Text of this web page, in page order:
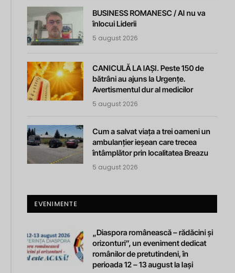
BUSINESS ROMANESC / AI nu va
înlocui Liderii
5 august 2026
CANICULĂ LA IAȘI. Peste 150 de
bătrâni au ajuns la Urgențe.
Avertismentul dur al medicilor
5 august 2026
Cum a salvat viața a trei oameni un
ambulanțier ieșean care trecea
întâmplător prin localitatea Breazu
5 august 2026
EVENIMENTE
„Diaspora românească – rădăcini și
orizonturi”, un eveniment dedicat
românilor de pretutindeni, în
perioada 12 – 13 august la Iași